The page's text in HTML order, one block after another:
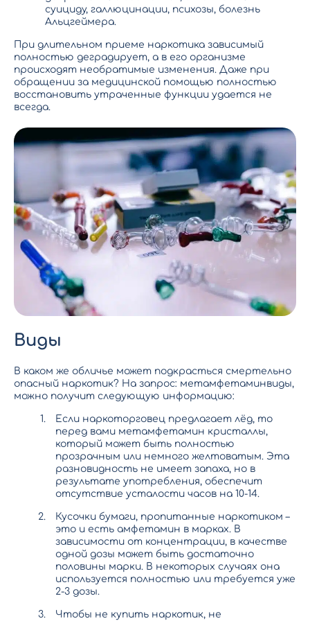
суициду, галлюцинации, психозы, болезнь
Альцгеймера.
При длительном приеме наркотика зависимый
полностью деградирует, а в его организме
происходят необратимые изменения. Даже при
обращении за медицинской помощью полностью
восстановить утраченные функции удается не
всегда.
Виды
В каком же обличье может подкрасться смертельно
опасный наркотик? На запрос: метамфетаминвиды,
можно получит следующую информацию:
Если наркоторговец предлагает лёд, то
перед вами метамфетамин кристаллы,
который может быть полностью
прозрачным или немного желтоватым. Эта
разновидность не имеет запаха, но в
результате употребления, обеспечит
отсутствие усталости часов на 10-14.
Кусочки бумаги, пропитанные наркотиком –
это и есть амфетамин в марках. В
зависимости от концентрации, в качестве
одной дозы может быть достаточно
половины марки. В некоторых случаях она
используется полностью или требуется уже
2-3 дозы.
Чтобы не купить наркотик, не